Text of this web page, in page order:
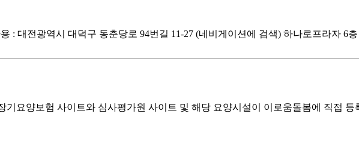
: 대전광역시 대덕구 동춘당로 94번길 11-27 (네비게이션에 검색) 하나로프라자 6
요양보험 사이트와 심사평가원 사이트 및 해당 요양시설이 이로움돌봄에 직접